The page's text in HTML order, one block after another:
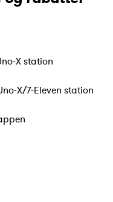
X station
X/7-Eleven station